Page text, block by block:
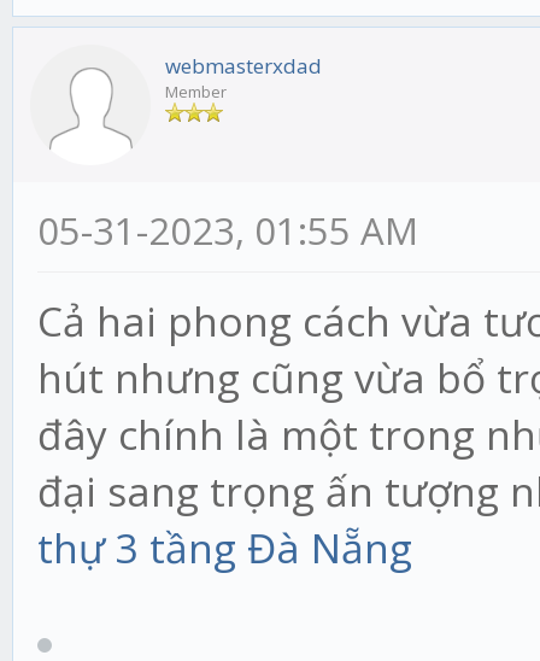
webmasterxdad
Member
05-31-2023, 01:55 AM
Cả hai phong cách vừa
hút nhưng cũng vừa bổ
đây chính là một trong
đại sang trọng ấn tượng
thự 3 tầng Đà Nẵng